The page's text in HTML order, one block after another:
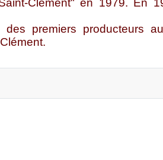
Clément" en 1979. En
des premiers producteurs